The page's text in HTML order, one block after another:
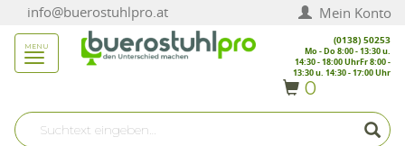
Mein Konto
info@buerostuhlpro.at
MENU
Menu
(0138) 50253
Mo - Do 8:00 - 13:30 u.
14:30 - 18:00 UhrFr 8:00 -
13:30 u. 14:30 - 17:00 Uhr
0